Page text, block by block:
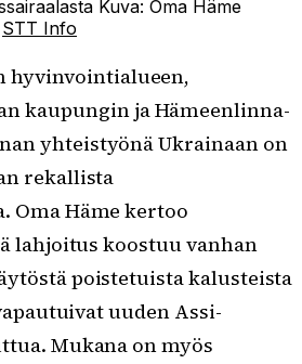
Kuva: Oma Häme
STT Info
hyvinvointialueen,
kaupungin ja Hämeenlinna-
yhteistyönä Ukrainaan on
rekallista
Oma Häme kertoo
lahjoitus koostuu vanhan
poistetuista kalusteista
uuden Assi-
Mukana on myös